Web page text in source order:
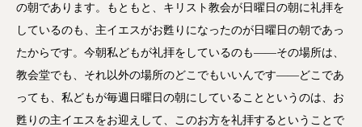
の朝であります。もともと、キリスト教会が日曜日の朝に礼拝を
しているのも、主イエスがお甦りになったのが日曜日の朝であっ
たからです。今朝私どもが礼拝をしているのも――その場所は、
教会堂でも、それ以外の場所のどこでもいいんです――どこであ
っても、私どもが毎週日曜日の朝にしていることというのは、お
甦りの主イエスをお迎えして、このお方を礼拝するということで